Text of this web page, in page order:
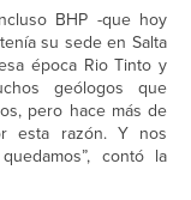
BHP -que hoy
su sede en Salta
época Rio Tinto y
geólogos que
pero hace más de
esta razón. Y nos
contó la